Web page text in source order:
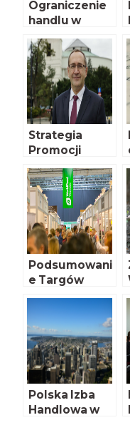
Ograniczenie
handlu w
niedzielę
Strategia
Promocji
Żywności
Podsumowani
e Targów
WorldFood
Warsaw
Polska Izba
Handlowa w